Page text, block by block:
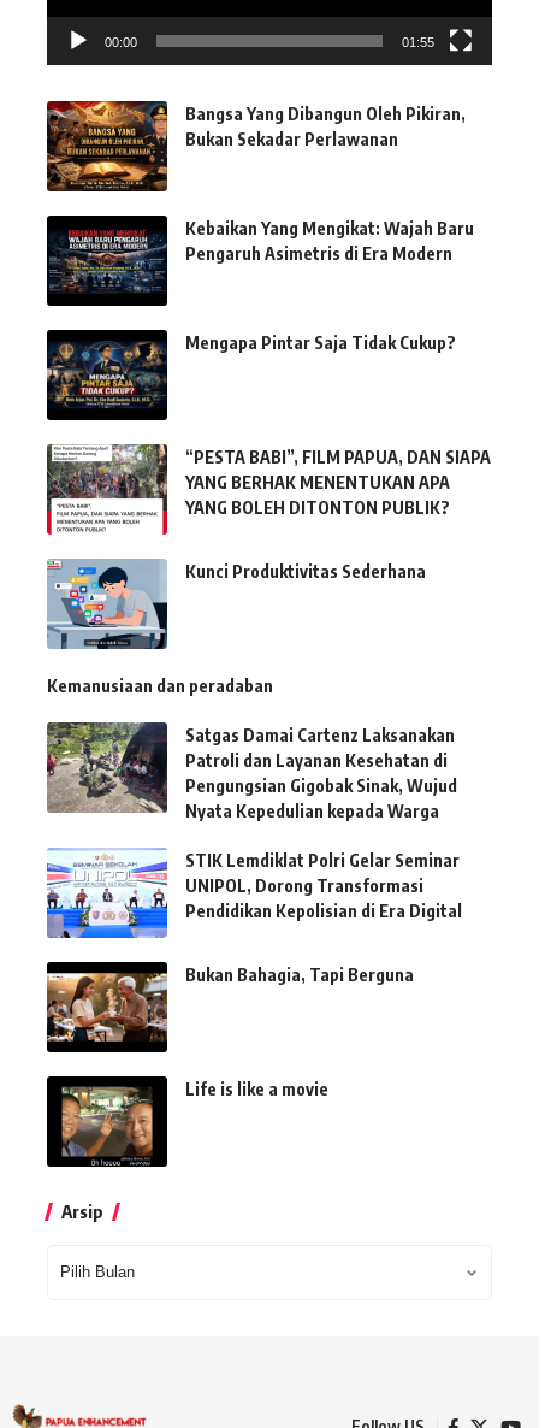
00:00 01:55
Bangsa Yang Dibangun Oleh Pikiran,
Bukan Sekadar Perlawanan
Kebaikan Yang Mengikat: Wajah Baru
Pengaruh Asimetris di Era Modern
Mengapa Pintar Saja Tidak Cukup?
“PESTA BABI”, FILM PAPUA, DAN SIAPA
YANG BERHAK MENENTUKAN APA
YANG BOLEH DITONTON PUBLIK?
Kunci Produktivitas Sederhana
Kemanusiaan dan peradaban
Satgas Damai Cartenz Laksanakan
Patroli dan Layanan Kesehatan di
Pengungsian Gigobak Sinak, Wujud
Nyata Kepedulian kepada Warga
STIK Lemdiklat Polri Gelar Seminar
UNIPOL, Dorong Transformasi
Pendidikan Kepolisian di Era Digital
Bukan Bahagia, Tapi Berguna
Life is like a movie
Arsip